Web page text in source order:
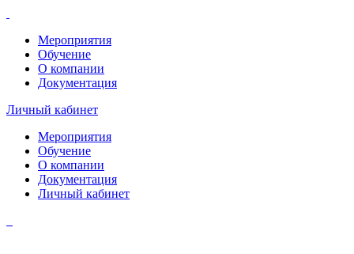
Мероприятия
Обучение
О компании
Документация
Личный кабинет
Мероприятия
Обучение
О компании
Документация
Личный кабинет